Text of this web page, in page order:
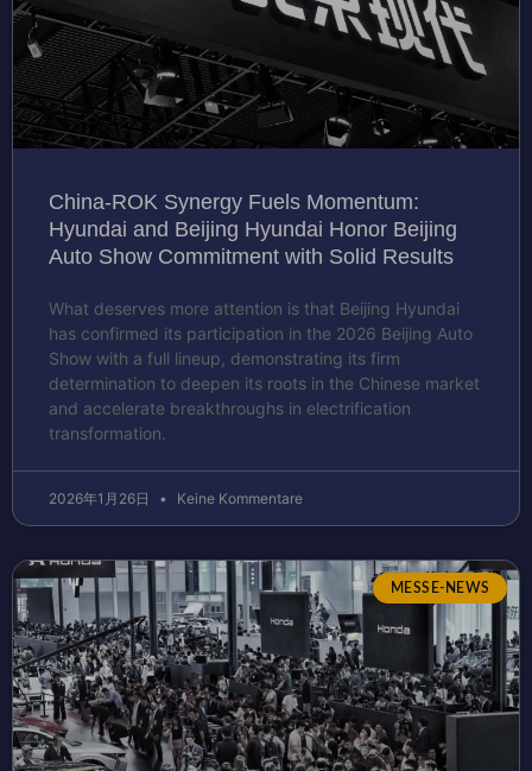
China-ROK Synergy Fuels Momentum:
Hyundai and Beijing Hyundai Honor Beijing
Auto Show Commitment with Solid Results
What deserves more attention is that Beijing Hyundai
has confirmed its participation in the 2026 Beijing Auto
Show with a full lineup, demonstrating its firm
determination to deepen its roots in the Chinese market
and accelerate breakthroughs in electrification
transformation.
2026年1月26日 Keine Kommentare
MESSE-NEWS